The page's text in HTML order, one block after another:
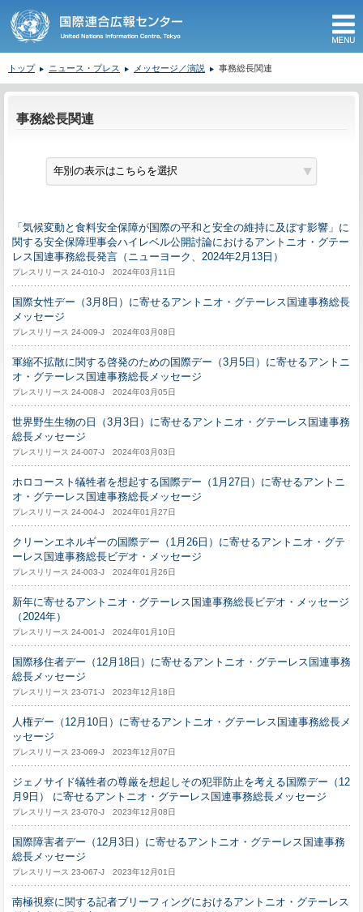
トップ ニュース・プレス メッセージ／演説 事務総長関連
事務総長関連
「気候変動と食料安全保障が国際の平和と安全の維持に及ぼす影響」に
関する安全保障理事会ハイレベル公開討論におけるアントニオ・グテー
レス国連事務総長発言（ニューヨーク、2024年2月13日）
プレスリリース 24-010-J 2024年03月11日
国際女性デー（3月8日）に寄せるアントニオ・グテーレス国連事務総長
メッセージ
プレスリリース 24-009-J 2024年03月08日
軍縮不拡散に関する啓発のための国際デー（3月5日）に寄せるアントニ
オ・グテーレス国連事務総長メッセージ
プレスリリース 24-008-J 2024年03月05日
世界野生生物の日（3月3日）に寄せるアントニオ・グテーレス国連事務
総長メッセージ
プレスリリース 24-007-J 2024年03月03日
ホロコースト犠牲者を想起する国際デー（1月27日）に寄せるアントニ
オ・グテーレス国連事務総長メッセージ
プレスリリース 24-004-J 2024年01月27日
クリーンエネルギーの国際デー（1月26日）に寄せるアントニオ・グテ
ーレス国連事務総長ビデオ・メッセージ
プレスリリース 24-003-J 2024年01月26日
新年に寄せるアントニオ・グテーレス国連事務総長ビデオ・メッセージ
（2024年）
プレスリリース 24-001-J 2024年01月10日
国際移住者デー（12月18日）に寄せるアントニオ・グテーレス国連事務
総長メッセージ
プレスリリース 23-071-J 2023年12月18日
人権デー（12月10日）に寄せるアントニオ・グテーレス国連事務総長メ
ッセージ
プレスリリース 23-069-J 2023年12月07日
ジェノサイド犠牲者の尊厳を想起しその犯罪防止を考える国際デー（12
月9日） に寄せるアントニオ・グテーレス国連事務総長メッセージ
プレスリリース 23-070-J 2023年12月08日
国際障害者デー（12月3日）に寄せるアントニオ・グテーレス国連事務
総長メッセージ
プレスリリース 23-067-J 2023年12月01日
南極視察に関する記者ブリーフィングにおけるアントニオ・グテーレス